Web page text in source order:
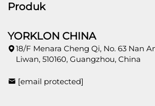
Produk
YORKLON CHINA
18/F Menara Cheng Qi, No. 63 Nan
Liwan, 510160, Guangzhou, China
[email protected]